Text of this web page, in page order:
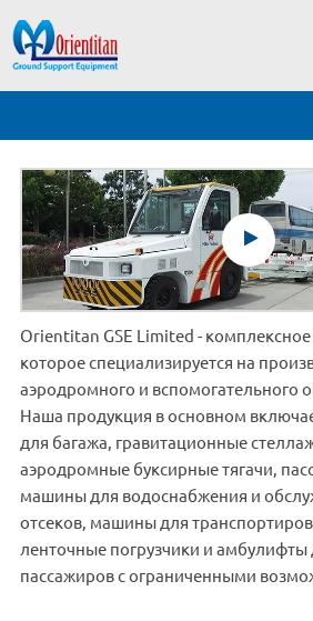
Orientitan GSE Limited -
которое специализируется на
аэродромного и вспомогательного
Наша продукция в основном
для багажа, гравитационные
аэродромные буксирные тягачи,
машины для водоснабжения и
отсеков, машины для
ленточные погрузчики и амбулифты
пассажиров с ограниченными